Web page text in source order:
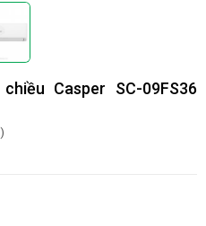
Casper SC-09FS36